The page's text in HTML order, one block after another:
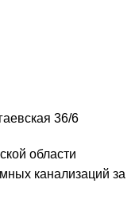
36/6
области
канализаций за